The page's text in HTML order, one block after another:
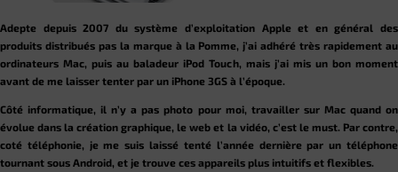
Adepte depuis 2007 du système d’exploitation Apple et en général des
produits distribués pas la marque à la Pomme, j’ai adhéré très rapidement au
ordinateurs Mac, puis au baladeur iPod Touch, mais j’ai mis un bon moment
avant de me laisser tenter par un iPhone 3GS à l’époque.
Côté informatique, il n’y a pas photo pour moi, travailler sur Mac quand on
évolue dans la création graphique, le web et la vidéo, c’est le must. Par contre,
coté téléphonie, je me suis laissé tenté l’année dernière par un téléphone
tournant sous Android, et je trouve ces appareils plus intuitifs et flexibles.